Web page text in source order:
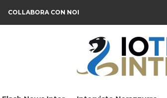
COLLABORA CON NOI